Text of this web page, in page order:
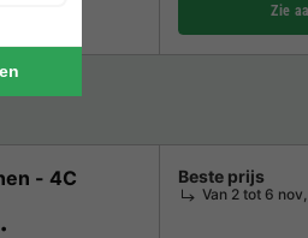
Zie
- 4C
Beste prijs
Van 2 tot 6